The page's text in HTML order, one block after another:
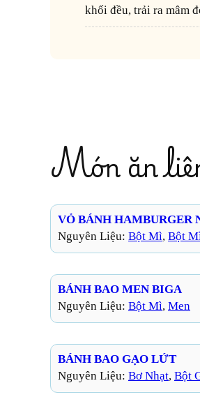
khối đều, trải ra mâm
Món ăn
VỎ BÁNH HAMBURGER
Nguyên Liệu: Bột Mì, Bột
BÁNH BAO MEN BIGA
Nguyên Liệu: Bột Mì, Men
BÁNH BAO GẠO LỨT
Nguyên Liệu: Bơ Nhạt, Bột